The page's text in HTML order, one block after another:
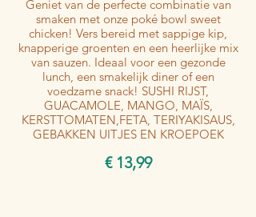
Geniet van de perfecte combinatie van
smaken met onze poké bowl sweet
chicken! Vers bereid met sappige kip,
knapperige groenten en een heerlijke mix
van sauzen. Ideaal voor een gezonde
lunch, een smakelijk diner of een
voedzame snack! SUSHI RIJST,
GUACAMOLE, MANGO, MAÏS,
KERSTTOMATEN,FETA, TERIYAKISAUS,
GEBAKKEN UITJES EN KROEPOEK
€ 13,99